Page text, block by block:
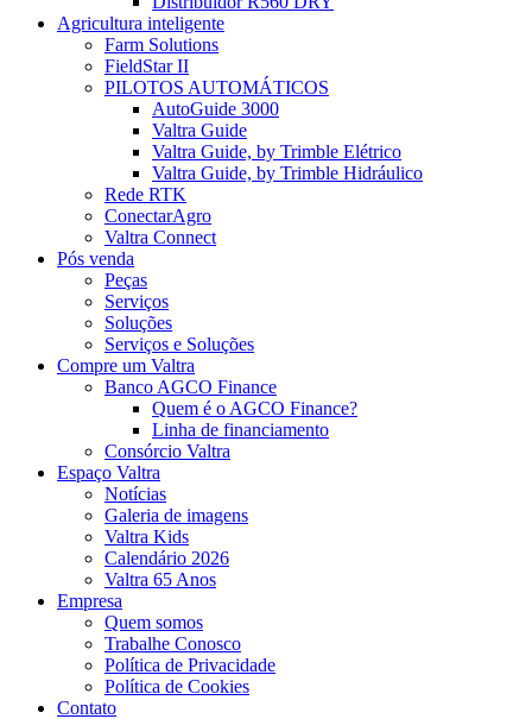
Agricultura inteligente
Farm Solutions
FieldStar II
PILOTOS AUTOMÁTICOS
AutoGuide 3000
Valtra Guide
Valtra Guide, by Trimble Elétrico
Valtra Guide, by Trimble Hidráulico
Rede RTK
ConectarAgro
Valtra Connect
Pós venda
Peças
Serviços
Soluções
Serviços e Soluções
Compre um Valtra
Banco AGCO Finance
Quem é o AGCO Finance?
Linha de financiamento
Consórcio Valtra
Espaço Valtra
Notícias
Galeria de imagens
Valtra Kids
Calendário 2026
Valtra 65 Anos
Empresa
Quem somos
Trabalhe Conosco
Política de Privacidade
Política de Cookies
Contato